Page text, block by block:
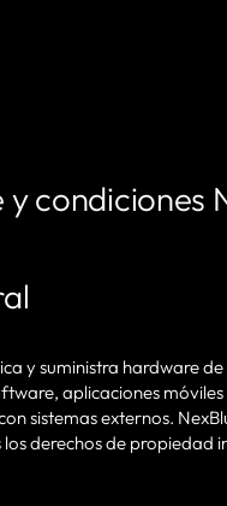
y condiciones
y suministra hardware
aplicaciones
sistemas externos.
los derechos de propiedad